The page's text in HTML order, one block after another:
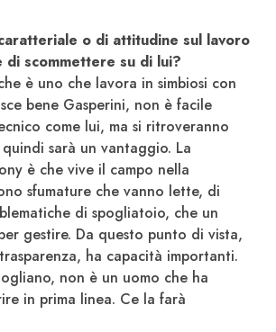
o di attitudine sul lavoro
di scommettere su di lui?
è uno che lavora in simbiosi con
bene Gasperini, non è facile
come lui, ma si ritroveranno
sarà un vantaggio. La
è che vive il campo nella
sfumature che vanno lette, di
di spogliatoio, che un
gestire. Da questo punto di vista,
ha capacità importanti.
non è un uomo che ha
in prima linea. Ce la farà